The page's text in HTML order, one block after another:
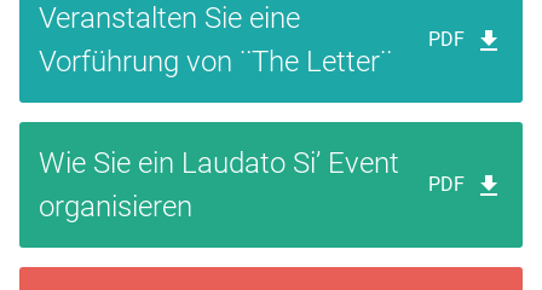
Veranstalten Sie eine
Vorführung von ¨The Letter¨
PDF
Wie Sie ein Laudato Si’ Event
organisieren
PDF